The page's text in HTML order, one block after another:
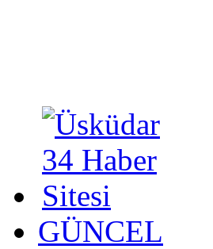
GÜNCEL